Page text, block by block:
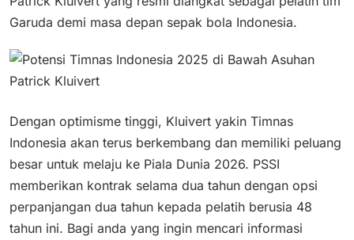
Garuda demi masa depan sepak bola Indonesia.
Dengan optimisme tinggi, Kluivert yakin Timnas
Indonesia akan terus berkembang dan memiliki peluang
besar untuk melaju ke Piala Dunia 2026. PSSI
memberikan kontrak selama dua tahun dengan opsi
perpanjangan dua tahun kepada pelatih berusia 48
tahun ini. Bagi anda yang ingin mencari informasi